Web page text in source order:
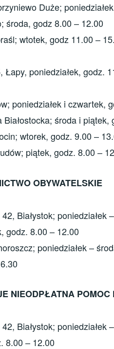
Duże;
środa, godz 8.00 – 12.00
wtotek, godz 11.00 –
Łapy, poniedziałek, godz.
poniedziałek i czwartek,
Białostocka; środa i piątek,
wtorek, godz. 9.00 –
piątek, godz. 8.00 –
OBYWATELSKIE
Białystok; poniedziałek
godz. 8.00 – 12.00
poniedziałek –
NIEODPŁATNA POMOC
Białystok; poniedziałek
8.00 – 12.00